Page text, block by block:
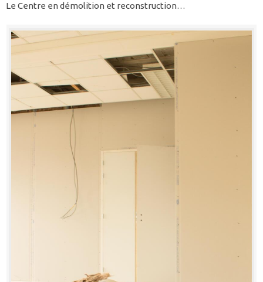
Le Centre en démolition et reconstruction…